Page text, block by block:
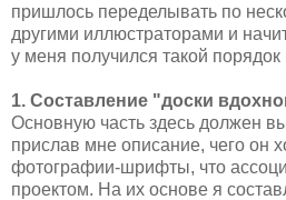
пришлось переделывать по
другими иллюстраторами и
у меня получился такой
1. Составление "доски
Основную часть здесь должен
прислав мне описание, чего он
фотографии-шрифты, что
проектом. На их основе я